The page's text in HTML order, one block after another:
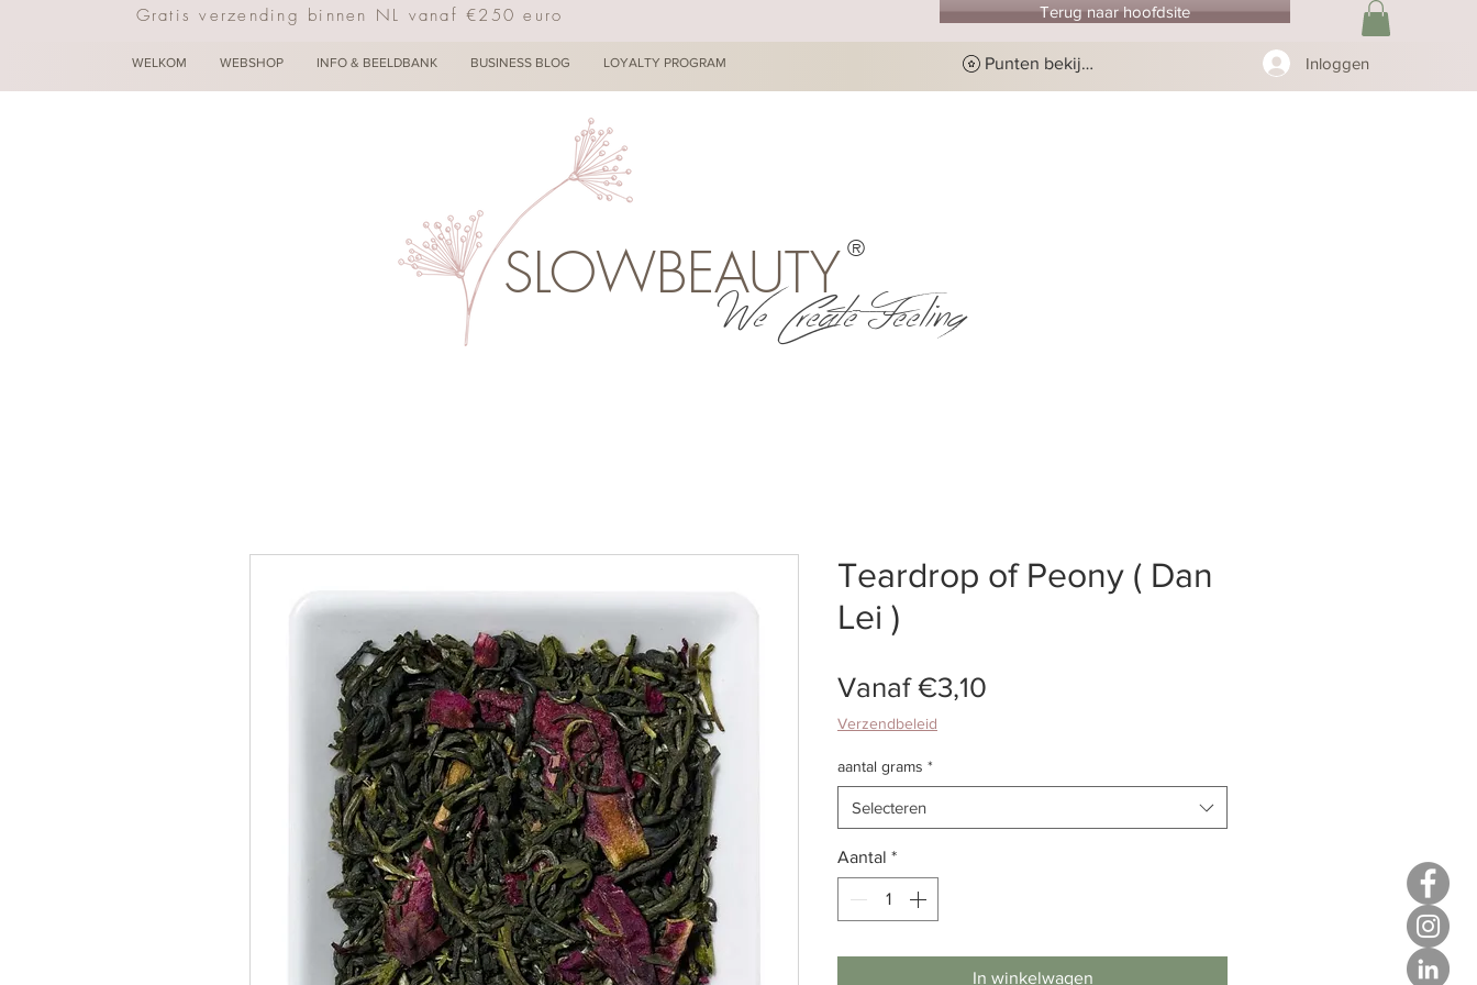
Gratis verzending binnen NL vanaf €250 euro Terug naar hoofdsite
WELKOM WEBSHOP INFO & BEELDBANK BUSINESS BLOG LOYALTY PROGRAM Punten bekijken Inloggen
SLOWBEAUTY ®
We Create Feeling
Teardrop of Peony ( Dan
Lei )
Vanaf€3,10
Verzendbeleid
aantal grams *
Selecteren
Aantal *
In winkelwagen